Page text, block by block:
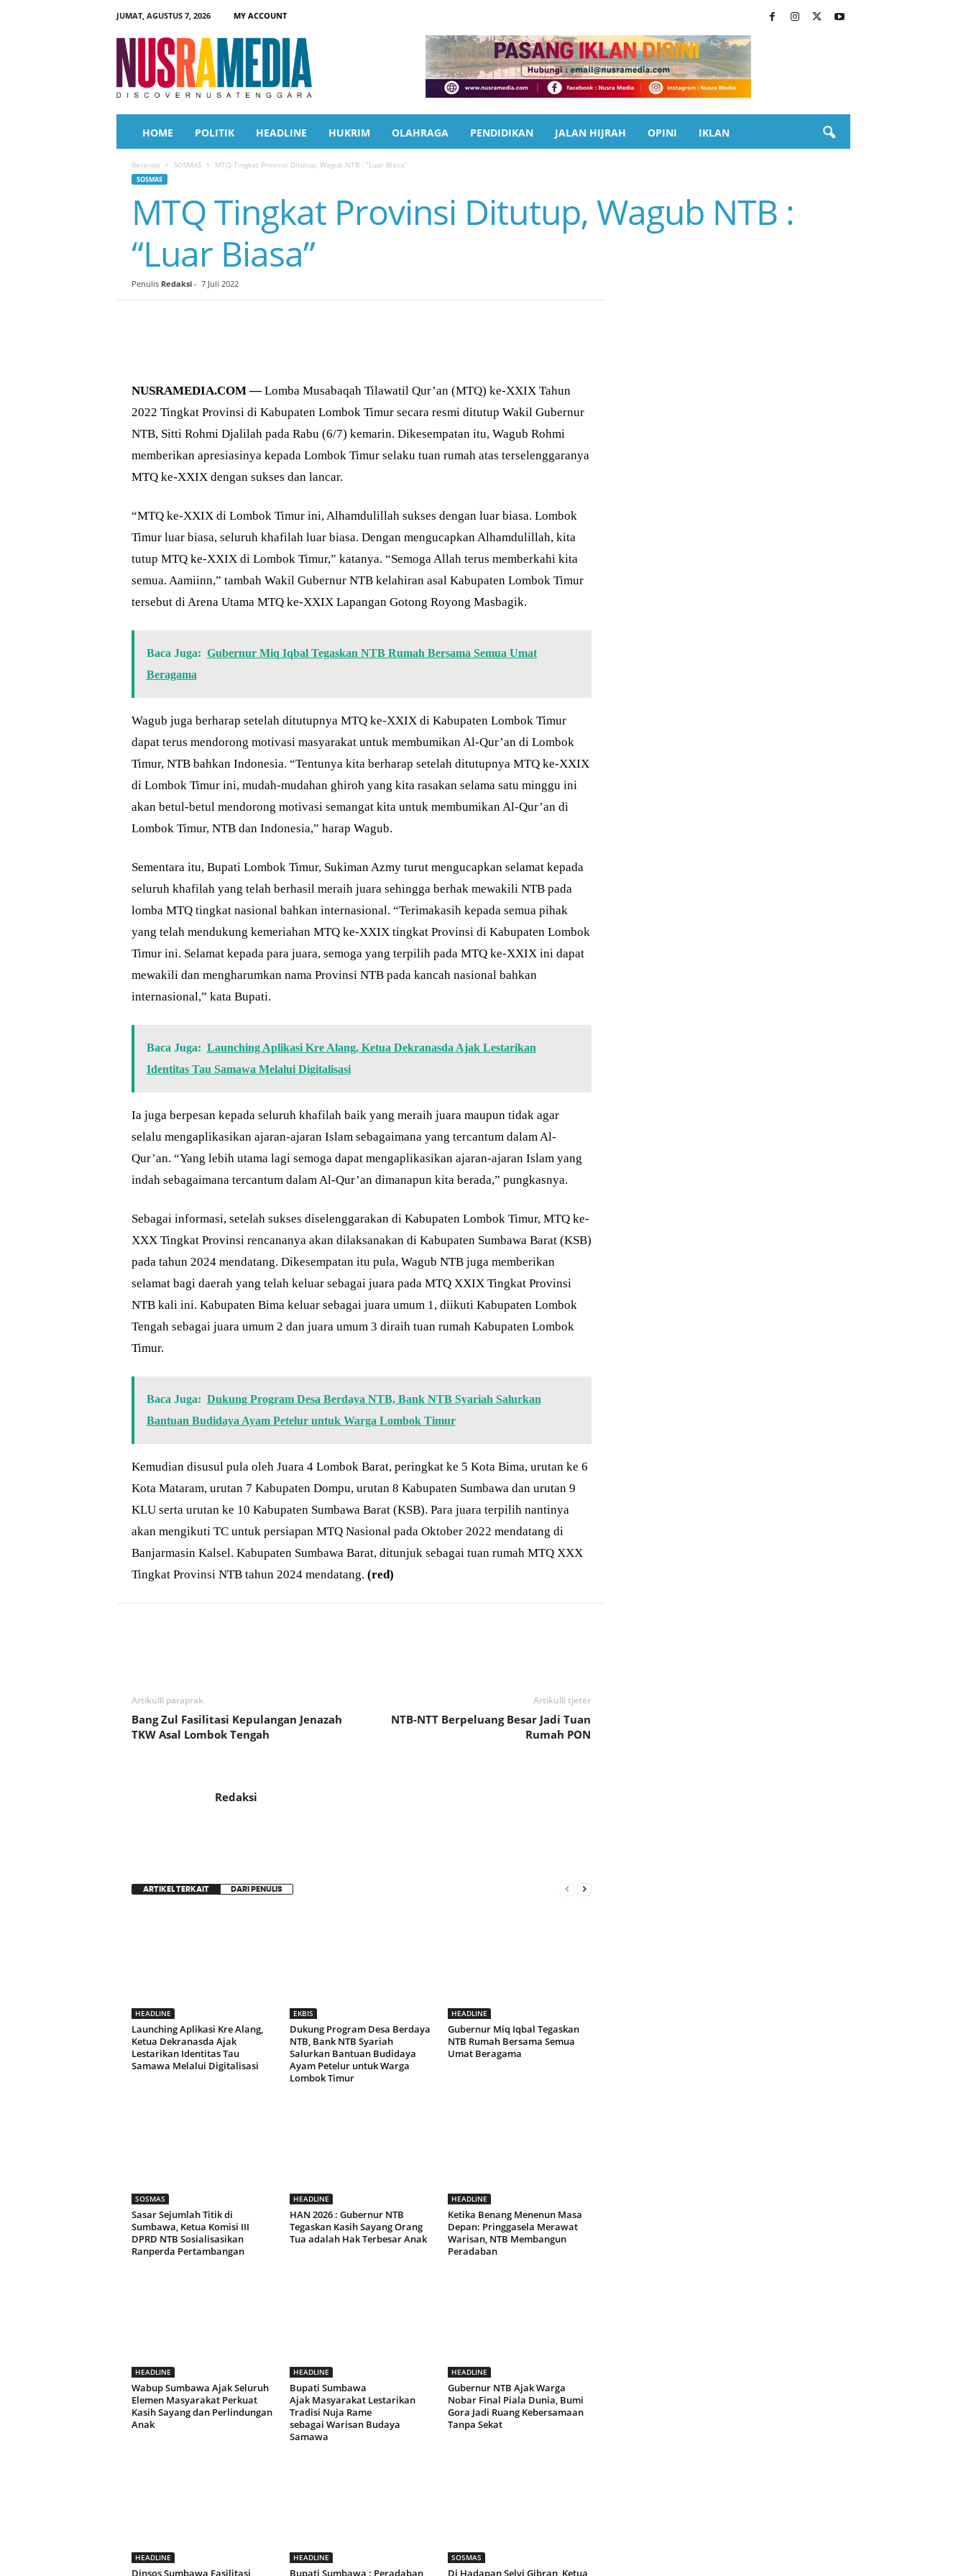
JUMAT, AGUSTUS 7, 2026
MY ACCOUNT
a
HOME POLITIK HEADLINE HUKRIM OLAHRAGA PENDIDIKAN JALAN HIJRAH OPINI IKLAN
Beranda SOSMAS MTQ Tingkat Provinsi Ditutup, Wagub NTB : “Luar Biasa”
SOSMAS
MTQ Tingkat Provinsi Ditutup, Wagub NTB :
“Luar Biasa”
Penulis Redaksi- 7 Juli 2022
NUSRAMEDIA.COM —Lomba Musabaqah Tilawatil Qur’an (MTQ) ke-XXIX Tahun
2022 Tingkat Provinsi di Kabupaten Lombok Timur secara resmi ditutup Wakil Gubernur
NTB, Sitti Rohmi Djalilah pada Rabu (6/7) kemarin. Dikesempatan itu, Wagub Rohmi
memberikan apresiasinya kepada Lombok Timur selaku tuan rumah atas terselenggaranya
MTQ ke-XXIX dengan sukses dan lancar.
“MTQ ke-XXIX di Lombok Timur ini, Alhamdulillah sukses dengan luar biasa. Lombok
Timur luar biasa, seluruh khafilah luar biasa. Dengan mengucapkan Alhamdulillah, kita
tutup MTQ ke-XXIX di Lombok Timur,” katanya. “Semoga Allah terus memberkahi kita
semua. Aamiinn,” tambah Wakil Gubernur NTB kelahiran asal Kabupaten Lombok Timur
tersebut di Arena Utama MTQ ke-XXIX Lapangan Gotong Royong Masbagik.
Baca Juga: Gubernur Miq Iqbal Tegaskan NTB Rumah Bersama Semua Umat
Beragama
Wagub juga berharap setelah ditutupnya MTQ ke-XXIX di Kabupaten Lombok Timur
dapat terus mendorong motivasi masyarakat untuk membumikan Al-Qur’an di Lombok
Timur, NTB bahkan Indonesia. “Tentunya kita berharap setelah ditutupnya MTQ ke-XXIX
di Lombok Timur ini, mudah-mudahan ghiroh yang kita rasakan selama satu minggu ini
akan betul-betul mendorong motivasi semangat kita untuk membumikan Al-Qur’an di
Lombok Timur, NTB dan Indonesia,” harap Wagub.
Sementara itu, Bupati Lombok Timur, Sukiman Azmy turut mengucapkan selamat kepada
seluruh khafilah yang telah berhasil meraih juara sehingga berhak mewakili NTB pada
lomba MTQ tingkat nasional bahkan internasional. “Terimakasih kepada semua pihak
yang telah mendukung kemeriahan MTQ ke-XXIX tingkat Provinsi di Kabupaten Lombok
Timur ini. Selamat kepada para juara, semoga yang terpilih pada MTQ ke-XXIX ini dapat
mewakili dan mengharumkan nama Provinsi NTB pada kancah nasional bahkan
internasional,” kata Bupati.
Baca Juga: Launching Aplikasi Kre Alang, Ketua Dekranasda Ajak Lestarikan
Identitas Tau Samawa Melalui Digitalisasi
Ia juga berpesan kepada seluruh khafilah baik yang meraih juara maupun tidak agar
selalu mengaplikasikan ajaran-ajaran Islam sebagaimana yang tercantum dalam Al-
Qur’an. “Yang lebih utama lagi semoga dapat mengaplikasikan ajaran-ajaran Islam yang
indah sebagaimana tercantum dalam Al-Qur’an dimanapun kita berada,” pungkasnya.
Sebagai informasi, setelah sukses diselenggarakan di Kabupaten Lombok Timur, MTQ ke-
XXX Tingkat Provinsi rencananya akan dilaksanakan di Kabupaten Sumbawa Barat (KSB)
pada tahun 2024 mendatang. Dikesempatan itu pula, Wagub NTB juga memberikan
selamat bagi daerah yang telah keluar sebagai juara pada MTQ XXIX Tingkat Provinsi
NTB kali ini. Kabupaten Bima keluar sebagai juara umum 1, diikuti Kabupaten Lombok
Tengah sebagai juara umum 2 dan juara umum 3 diraih tuan rumah Kabupaten Lombok
Timur.
Baca Juga: Dukung Program Desa Berdaya NTB, Bank NTB Syariah Salurkan
Bantuan Budidaya Ayam Petelur untuk Warga Lombok Timur
Kemudian disusul pula oleh Juara 4 Lombok Barat, peringkat ke 5 Kota Bima, urutan ke 6
Kota Mataram, urutan 7 Kabupaten Dompu, urutan 8 Kabupaten Sumbawa dan urutan 9
KLU serta urutan ke 10 Kabupaten Sumbawa Barat (KSB). Para juara terpilih nantinya
akan mengikuti TC untuk persiapan MTQ Nasional pada Oktober 2022 mendatang di
Banjarmasin Kalsel. Kabupaten Sumbawa Barat, ditunjuk sebagai tuan rumah MTQ XXX
Tingkat Provinsi NTB tahun 2024 mendatang. (red)
Artikulli paraprak
Bang Zul Fasilitasi Kepulangan Jenazah
TKW Asal Lombok Tengah
Artikulli tjetër
NTB-NTT Berpeluang Besar Jadi Tuan
Rumah PON
Redaksi
ARTIKEL TERKAIT DARI PENULIS
HEADLINE
Launching Aplikasi Kre Alang,
Ketua Dekranasda Ajak
Lestarikan Identitas Tau
Samawa Melalui Digitalisasi
EKBIS
Dukung Program Desa Berdaya
NTB, Bank NTB Syariah
Salurkan Bantuan Budidaya
Ayam Petelur untuk Warga
Lombok Timur
HEADLINE
Gubernur Miq Iqbal Tegaskan
NTB Rumah Bersama Semua
Umat Beragama
SOSMAS
Sasar Sejumlah Titik di
Sumbawa, Ketua Komisi III
DPRD NTB Sosialisasikan
Ranperda Pertambangan
HEADLINE
HAN 2026 : Gubernur NTB
Tegaskan Kasih Sayang Orang
Tua adalah Hak Terbesar Anak
HEADLINE
Ketika Benang Menenun Masa
Depan: Pringgasela Merawat
Warisan, NTB Membangun
Peradaban
HEADLINE
Wabup Sumbawa Ajak Seluruh
Elemen Masyarakat Perkuat
Kasih Sayang dan Perlindungan
Anak
HEADLINE
Bupati Sumbawa
Ajak Masyarakat Lestarikan
Tradisi Nuja Rame
sebagai Warisan Budaya
Samawa
HEADLINE
Gubernur NTB Ajak Warga
Nobar Final Piala Dunia, Bumi
Gora Jadi Ruang Kebersamaan
Tanpa Sekat
HEADLINE
Dinsos Sumbawa Fasilitasi
HEADLINE
Bupati Sumbawa : Peradaban
SOSMAS
Di Hadapan Selvi Gibran, Ketua